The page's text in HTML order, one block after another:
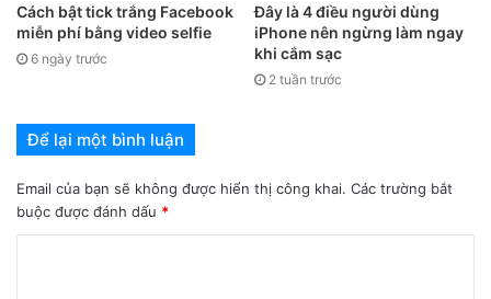
Bước 3:Đưa ảnh muốn ghép vào khung tròn cho lấp đầy
ngoài khung tròn. Hoàn tất, nhấn nút
này nhé.
Cách bật tick trắng Facebook
miễn phí bằng video selfie
6 ngày trước
Đây là 4 điều người dùng
iPhone nên ngừng làm ngay
khi cắm sạc
2 tuần trước
Để lại một bình luận
Email của bạn sẽ không được hiển thị công khai. Các trường bắt
buộc được đánh dấu *